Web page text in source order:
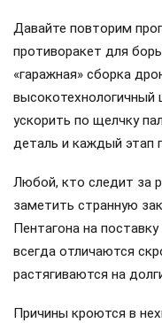
Давайте повторим
противоракет для
«гаражная» сборка
ускорить по щелчку
деталь и каждый этап
Любой, кто следит за
заметить странную
Пентагона на
всегда отличаются
растягиваются на
Причины кроются в